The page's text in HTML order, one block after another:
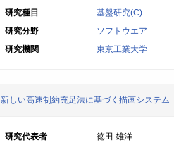
研究種目
基盤研究(C)
研究分野
ソフトウエア
研究機関
東京工業大学
新しい高速制約充足法に基づく描画システム
研究代表者
徳田 雄洋